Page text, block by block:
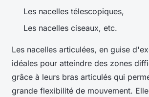
Les nacelles télescopiques,
Les nacelles ciseaux, etc.
Les nacelles articulées, en guise
idéales pour atteindre des zones
grâce à leurs bras articulés qui
grande flexibilité de mouvement.